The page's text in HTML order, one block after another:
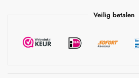
Veilig betalen